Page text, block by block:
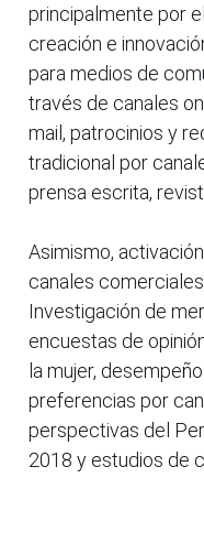
principalmente por
creación e
para medios de
través de canales
mail, patrocinios y
tradicional por
prensa escrita,
Asimismo,
canales
Investigación de
encuestas de
la mujer,
preferencias por
perspectivas del
2018 y estudios de